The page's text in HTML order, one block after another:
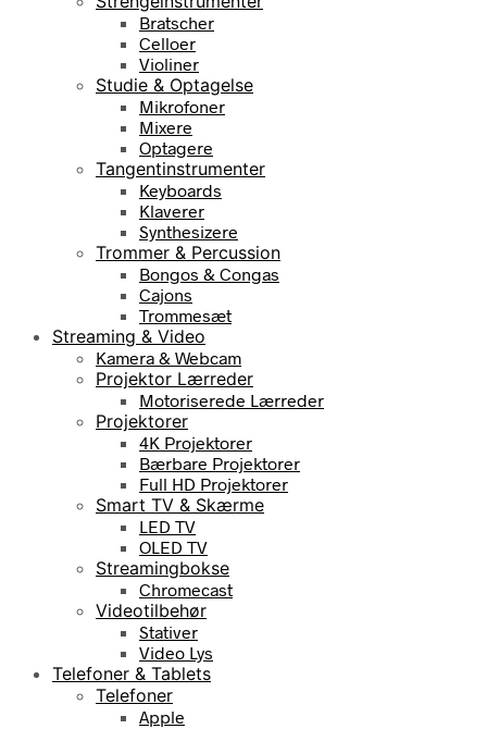
Bratscher
Celloer
Violiner
Studie & Optagelse
Mikrofoner
Mixere
Optagere
Tangentinstrumenter
Keyboards
Klaverer
Synthesizere
Trommer & Percussion
Bongos & Congas
Cajons
Trommesæt
Streaming & Video
Kamera & Webcam
Projektor Lærreder
Motoriserede Lærreder
Projektorer
4K Projektorer
Bærbare Projektorer
Full HD Projektorer
Smart TV & Skærme
LED TV
OLED TV
Streamingbokse
Chromecast
Videotilbehør
Stativer
Video Lys
Telefoner & Tablets
Telefoner
Apple